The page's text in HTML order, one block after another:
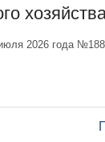
2026 года